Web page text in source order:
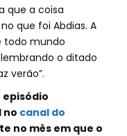
que a coisa
que foi Abdias. A
todo mundo
o ditado
verão”.
episódio
no canal do
no mês em que o